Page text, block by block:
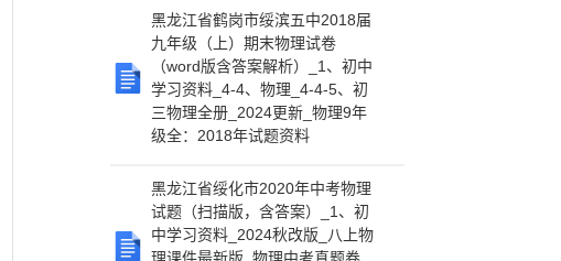
黑龙江省鹤岗市绥滨五中2018届
九年级（上）期末物理试卷
（word版含答案解析）_1、初中
学习资料_4-4、物理_4-4-5、初
三物理全册_2024更新_物理9年
级全：2018年试题资料
黑龙江省绥化市2020年中考物理
试题（扫描版，含答案）_1、初
中学习资料_2024秋改版_八上物